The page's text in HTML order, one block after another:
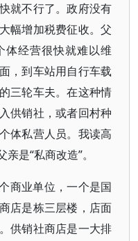
就不行了。政府没有
幅增加税费征收。父
体经营很快就难以维
，到车站用自行车载
三轮车夫。在这种情
供销社，或者回村种
体私营人员。我读高
是“私商改造”。
商业单位，一个是国
店是栋三层楼，店面
供销社商店是一大排